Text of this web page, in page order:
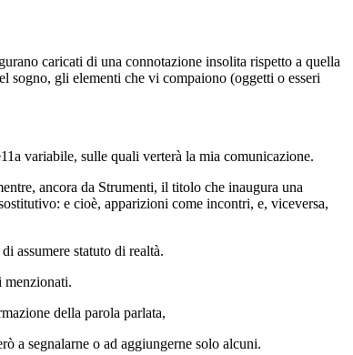
caricati di una connotazione insolita rispetto a quella
sogno, gli elementi che vi compaiono (oggetti o esseri
variabile, sulle quali verterà la mia comunicazione.
ancora da Strumenti, il titolo che inaugura una
e cioè, apparizioni come incontri, e, viceversa,
assumere statuto di realtà.
menzionati.
della parola parlata,
a segnalarne o ad aggiungerne solo alcuni.